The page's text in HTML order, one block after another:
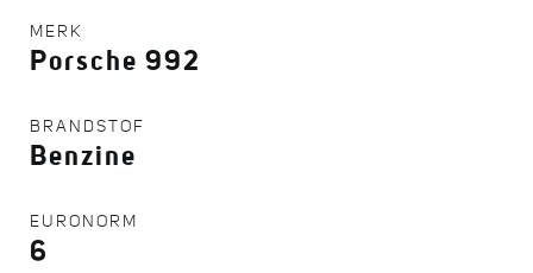
MERK
Porsche 992
BRANDSTOF
Benzine
EURONORM
6